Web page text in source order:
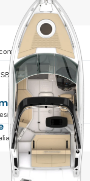
banheiro
e voltímetro digital
europeu jovem
exclusivo